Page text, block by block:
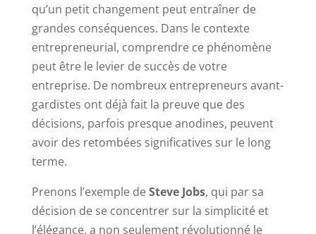
qu’un petit changement peut entraîner de
grandes conséquences. Dans le contexte
entrepreneurial, comprendre ce phénomène
peut être le levier de succès de votre
entreprise. De nombreux entrepreneurs avant-
gardistes ont déjà fait la preuve que des
décisions, parfois presque anodines, peuvent
avoir des retombées significatives sur le long
terme.
Prenons l’exemple deSteve Jobs, qui par sa
décision de se concentrer sur la simplicité et
l’élégance, a non seulement révolutionné le